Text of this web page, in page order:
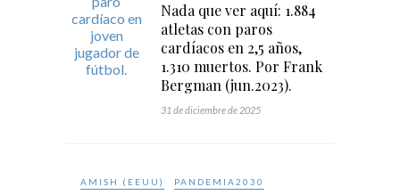
Nada que ver aquí: 1.884
atletas con paros
cardíacos en 2,5 años,
1.310 muertos. Por Frank
Bergman (jun.2023).
31 de diciembre de 2025
AMISH (EEUU) PANDEMIA2030